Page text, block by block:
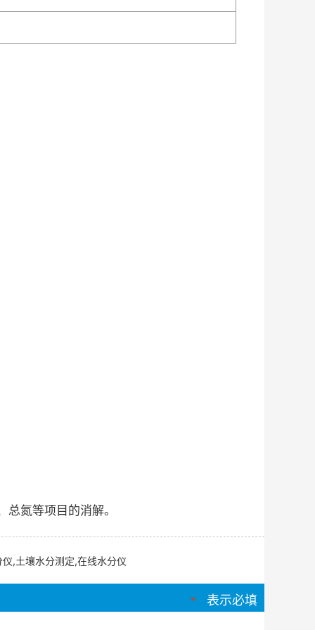
氮等项目的消解。
,土壤水分测定,在线水分仪
* 表示必填